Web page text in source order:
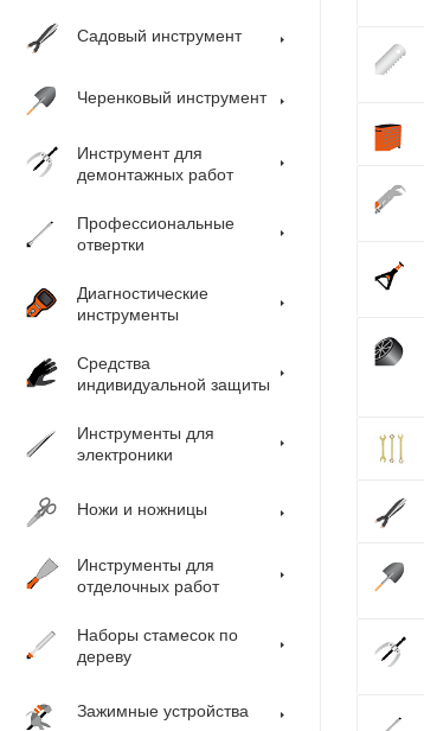
Садовый инструмент
Черенковый инструмент
Инструмент для
демонтажных работ
Профессиональные
отвертки
Диагностические
инструменты
Средства
индивидуальной защиты
Инструменты для
электроники
Ножи и ножницы
Инструменты для
отделочных работ
Наборы стамесок по
дереву
Зажимные устройства